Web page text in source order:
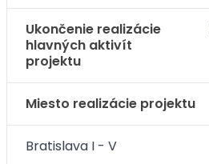
Ukončenie realizácie
hlavných aktivít
projektu
Miesto realizácie projektu
Bratislava I - V